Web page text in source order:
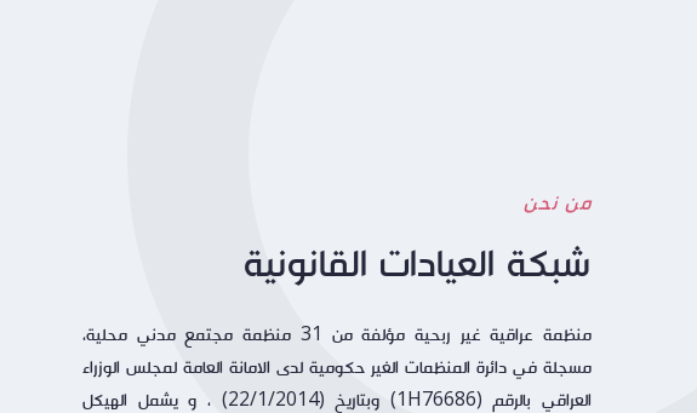
من نحن
شبكة العيادات القانونية
منظمة عراقية غير ربحية مؤلفة من 31 منظمة مجتمع مدني محلية،
مسجلة في دائرة المنظمات الغير حكومية لدى الامانة العامة لمجلس الوزراء
العراقي بالرقم (1H76686) وبتاريخ (22/1/2014) ، و يشمل الهيكل